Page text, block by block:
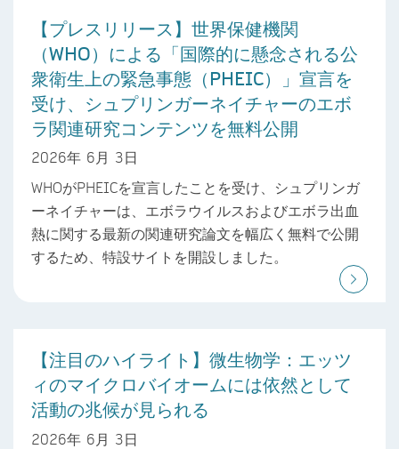
【プレスリリース】世界保健機関
（WHO）による「国際的に懸念される公
衆衛生上の緊急事態（PHEIC）」宣言を
受け、シュプリンガーネイチャーのエボ
ラ関連研究コンテンツを無料公開
2026年 6月 3日
WHOがPHEICを宣言したことを受け、シュプリンガ
ーネイチャーは、エボラウイルスおよびエボラ出血
熱に関する最新の関連研究論文を幅広く無料で公開
するため、特設サイトを開設しました。
【注目のハイライト】微生物学：エッツ
ィのマイクロバイオームには依然として
活動の兆候が見られる
2026年 6月 3日